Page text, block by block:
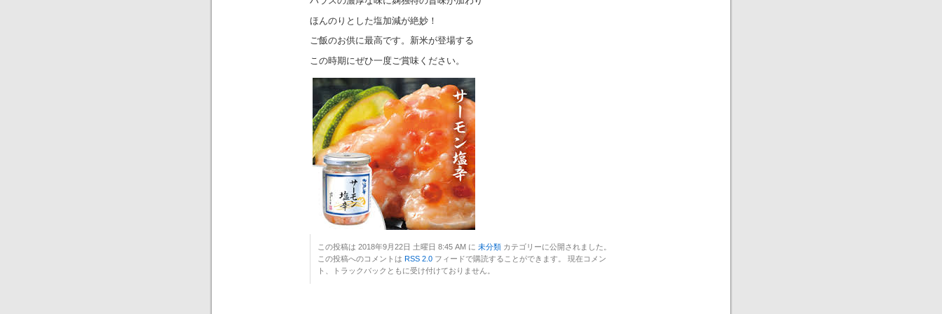
ほんのりとした塩加減が絶妙！
ご飯のお供に最高です。新米が登場する
この時期にぜひ一度ご賞味ください。
この投稿は 2018年9月22日 土曜日 8:45 AM に 未分類 カテゴリーに公開されました。
この投稿へのコメントは RSS 2.0 フィードで購読することができます。 現在コメン
ト、トラックバックともに受け付けておりません。